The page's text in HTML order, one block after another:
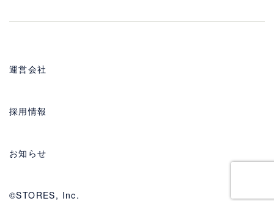
運営会社
採用情報
お知らせ
©STORES, Inc.